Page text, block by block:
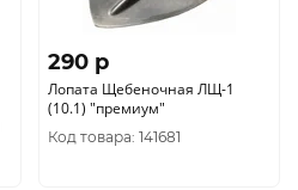
290 p
Лопата Щебеночная ЛЩ-1
(10.1) "премиум"
Код товара: 141681